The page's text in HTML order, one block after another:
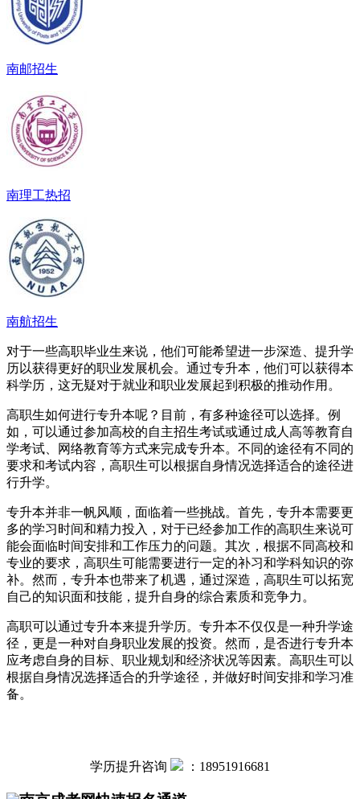
南邮招生
南理工热招
南航招生
对于一些高职毕业生来说，他们可能希望进一步深造、提升学
历以获得更好的职业发展机会。通过专升本，他们可以获得本
科学历，这无疑对于就业和职业发展起到积极的推动作用。
高职生如何进行专升本呢？目前，有多种途径可以选择。例
如，可以通过参加高校的自主招生考试或通过成人高等教育自
学考试、网络教育等方式来完成专升本。不同的途径有不同的
要求和考试内容，高职生可以根据自身情况选择适合的途径进
行升学。
专升本并非一帆风顺，面临着一些挑战。首先，专升本需要更
多的学习时间和精力投入，对于已经参加工作的高职生来说可
能会面临时间安排和工作压力的问题。其次，根据不同高校和
专业的要求，高职生可能需要进行一定的补习和学科知识的弥
补。然而，专升本也带来了机遇，通过深造，高职生可以拓宽
自己的知识面和技能，提升自身的综合素质和竞争力。
高职可以通过专升本来提升学历。专升本不仅仅是一种升学途
径，更是一种对自身职业发展的投资。然而，是否进行专升本
应考虑自身的目标、职业规划和经济状况等因素。高职生可以
根据自身情况选择适合的升学途径，并做好时间安排和学习准
备。
学历提升咨询 ： 18951916681